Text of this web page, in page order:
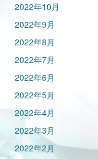
2022年10月
2022年9月
2022年8月
2022年7月
2022年6月
2022年5月
2022年4月
2022年3月
2022年2月